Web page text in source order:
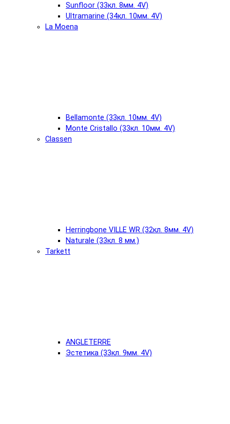
Sunfloor (33кл. 8мм. 4V)
Ultramarine (34кл. 10мм. 4V)
La Moena
Bellamonte (33кл. 10мм. 4V)
Monte Cristallo (33кл. 10мм. 4V)
Classen
Herringbone VILLE WR (32кл. 8мм. 4V)
Naturale (33кл. 8 мм.)
Tarkett
ANGLETERRE
Эстетика (33кл. 9мм. 4V)